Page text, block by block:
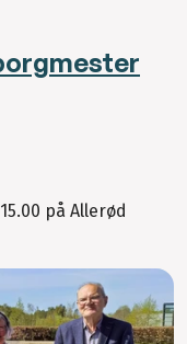
på Allerød